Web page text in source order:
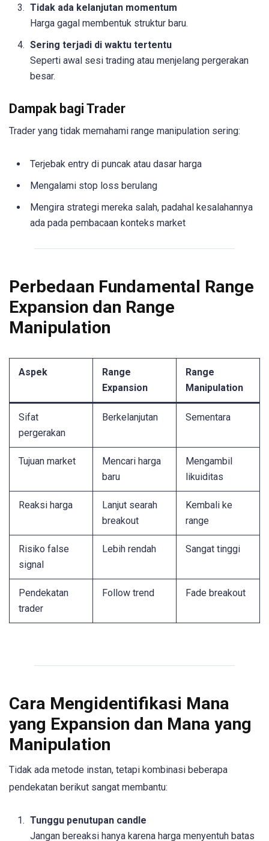
Tidak ada kelanjutan momentum
Harga gagal membentuk struktur baru.
Sering terjadi di waktu tertentu
Seperti awal sesi trading atau menjelang pergerakan
besar.
Dampak bagi Trader
Trader yang tidak memahami range manipulation sering:
Terjebak entry di puncak atau dasar harga
Mengalami stop loss berulang
Mengira strategi mereka salah, padahal kesalahannya
ada pada pembacaan konteks market
Perbedaan Fundamental Range
Expansion dan Range
Manipulation
Aspek
Range
Expansion
Range
Manipulation
Sifat
pergerakan
Berkelanjutan Sementara
Tujuan market
Mencari harga
baru
Mengambil
likuiditas
Reaksi harga
Lanjut searah
breakout
Kembali ke
range
Risiko false
signal
Lebih rendah Sangat tinggi
Pendekatan
trader
Follow trend Fade breakout
Cara Mengidentifikasi Mana
yang Expansion dan Mana yang
Manipulation
Tidak ada metode instan, tetapi kombinasi beberapa
pendekatan berikut sangat membantu:
Tunggu penutupan candle
Jangan bereaksi hanya karena harga menyentuh batas